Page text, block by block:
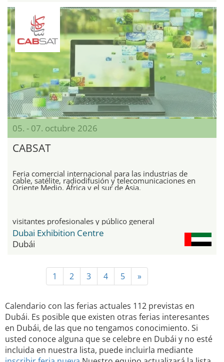
05. - 07. octubre 2026
CABSAT
Feria comercial internacional para las industrias de
cable, satélite, radiodifusión y telecomunicaciones en
Oriente Medio, África y el sur de Asia.
visitantes profesionales y público general
Dubai Exhibition Centre
Dubái
1 2 3 4 5 »
Calendario con las ferias actuales 112 previstas en
Dubái. Es posible que existen otras ferias interesantes
en Dubái, de las que no tengamos conocimiento. Si
usted conoce alguna que se celebre en Dubái y no esté
incluida en nuestra lista, puede incluirla mediante